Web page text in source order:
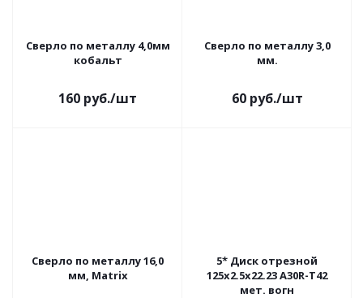
Сверло по металлу 4,0мм
кобальт
160 руб./шт
Сверло по металлу 3,0
мм.
60руб./шт
Сверло по металлу 16,0
мм, Matrix
5* Диск отрезной
125x2.5х22.23 A30R-Т42
мет. вогн